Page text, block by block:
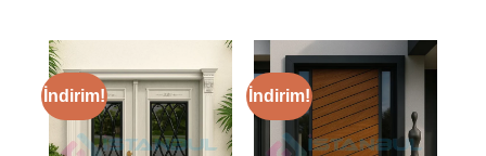
İndirim! İndirim!